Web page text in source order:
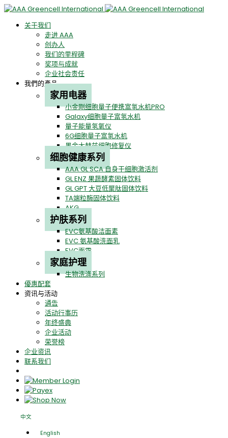
关于我们
走进 AAA
创办人
我们的里程碑
奖项与成就
企业社会责任
我們的產品
家用电器
小金剛细胞量子便携富氢水机PRO
Galaxy细胞量子富氢水机
量子能量氢氧仪
6G细胞量子富氢水机
黑金太赫兹细胞修复仪
细胞健康系列
AAA GL SCA 自身干细胞激活剂
GL ENZ 果蔬酵素固体饮料
GL GPT 大豆低聚肽固体饮料
TA端粒酶固体饮料
AKG
护肤系列
EVC氨基酸洁面素
EVC 氨基酸洗面乳
EVC面霜
家庭护理
生物洗涤系列
優惠配套
资讯与活动
通告
活动行事历
年终盛典
企业活动
荣誉榜
企业资讯
联系我们
中文
English